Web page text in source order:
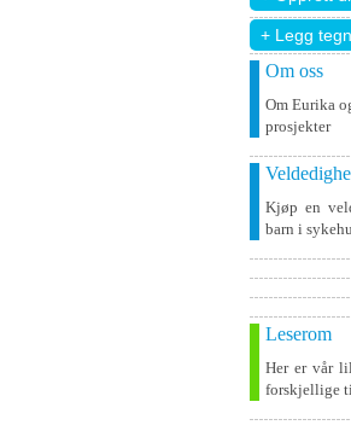
+ Legg
Om oss
Om Eurika
prosjekter
Kjøp en
barn i
Leserom
Her er vår
forskjellige